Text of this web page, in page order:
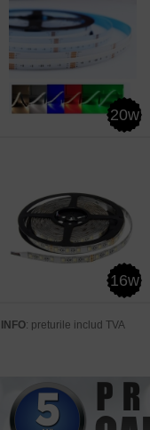
20w
16w
INFO: preturile includ TVA